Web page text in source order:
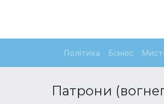
Політика Бізнес
Патрони